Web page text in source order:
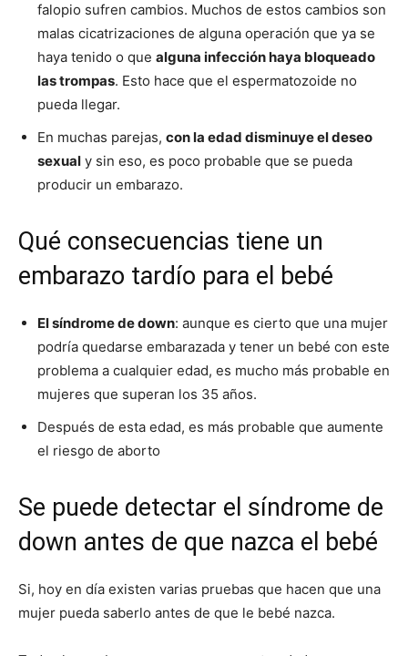
falopio sufren cambios. Muchos de estos cambios son
malas cicatrizaciones de alguna operación que ya se
haya tenido o que alguna infección haya bloqueado
las trompas. Esto hace que el espermatozoide no
pueda llegar.
En muchas parejas, con la edad disminuye el deseo
sexual y sin eso, es poco probable que se pueda
producir un embarazo.
Qué consecuencias tiene un
embarazo tardío para el bebé
El síndrome de down: aunque es cierto que una mujer
podría quedarse embarazada y tener un bebé con este
problema a cualquier edad, es mucho más probable en
mujeres que superan los 35 años.
Después de esta edad, es más probable que aumente
el riesgo de aborto
Se puede detectar el síndrome de
down antes de que nazca el bebé
Si, hoy en día existen varias pruebas que hacen que una
mujer pueda saberlo antes de que le bebé nazca.